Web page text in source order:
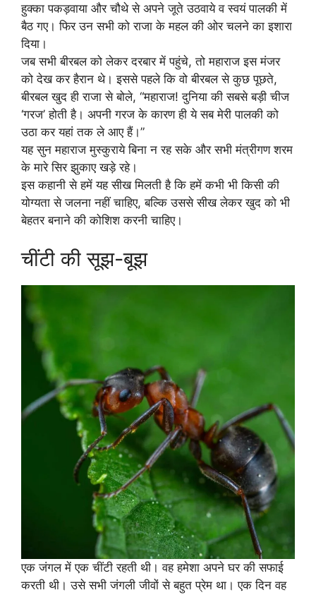
हुक्का पकड़वाया और चौथे से अपने जूते उठवाये व स्वयं पालकी में
बैठ गए। फिर उन सभी को राजा के महल की ओर चलने का इशारा
दिया।
जब सभी बीरबल को लेकर दरबार में पहुंचे, तो महाराज इस मंजर
को देख कर हैरान थे। इससे पहले कि वो बीरबल से कुछ पूछते,
बीरबल खुद ही राजा से बोले, “महाराज! दुनिया की सबसे बड़ी चीज
‘गरज’ होती है। अपनी गरज के कारण ही ये सब मेरी पालकी को
उठा कर यहां तक ले आए हैं।”
यह सुन महाराज मुस्कुराये बिना न रह सके और सभी मंत्रीगण शरम
के मारे सिर झुकाए खड़े रहे।
इस कहानी से हमें यह सीख मिलती है कि हमें कभी भी किसी की
योग्यता से जलना नहीं चाहिए, बल्कि उससे सीख लेकर खुद को भी
बेहतर बनाने की कोशिश करनी चाहिए।
चींटी की सूझ-बूझ
एक जंगल में एक चींटी रहती थी। वह हमेशा अपने घर की सफाई
करती थी। उसे सभी जंगली जीवों से बहुत प्रेम था। एक दिन वह